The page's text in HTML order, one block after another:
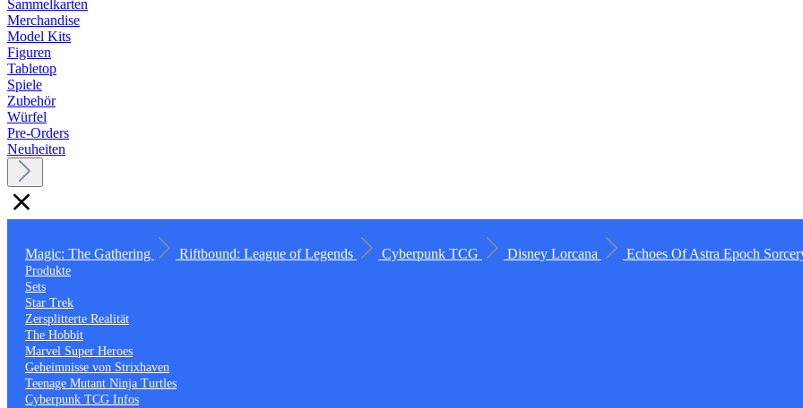
Sammelkarten
Merchandise
Model Kits
Figuren
Tabletop
Spiele
Zubehör
Würfel
Pre-Orders
Neuheiten
Magic: The Gathering Riftbound: League of Legends Cyberpunk TCG Disney Lorcana Echoes Of Astra Epoch
Produkte
Sets
Star Trek
Zersplitterte Realität
The Hobbit
Marvel Super Heroes
Geheimnisse von Strixhaven
Teenage Mutant Ninja Turtles
Cyberpunk TCG Infos